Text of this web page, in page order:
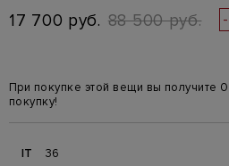
17 700 руб. 88 500 руб.
При покупке этой вещи вы получите
покупку!
IT 36